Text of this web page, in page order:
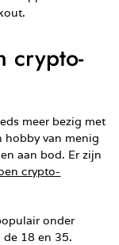
crypto-
meer bezig met
hobby van menig
aan bod. Er zijn
crypto-
onder
18 en 35.